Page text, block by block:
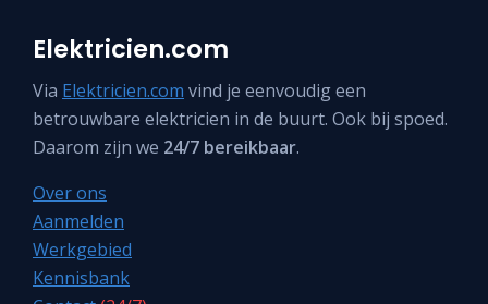
Elektricien.com
Via Elektricien.com vind je eenvoudig een
betrouwbare elektricien in de buurt. Ook bij spoed.
Daarom zijn we 24/7 bereikbaar.
Over ons
Aanmelden
Werkgebied
Kennisbank